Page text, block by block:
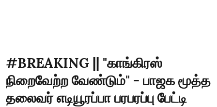
#BREAKING || "காங்கிரஸ்
நிறைவேற்ற வேண்டும்" - பாஜக மூத்த
தலைவர் எடியூரப்பா பரபரப்பு பேட்டி